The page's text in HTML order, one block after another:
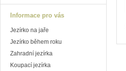
Informace pro vás
Jezírko na jaře
Jezírko během roku
Zahradní jezírka
Koupací jezírka